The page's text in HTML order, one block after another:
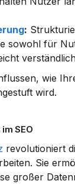
:
sowohl für
wie
wird.
SEO
revolutioniert
Sie
großer